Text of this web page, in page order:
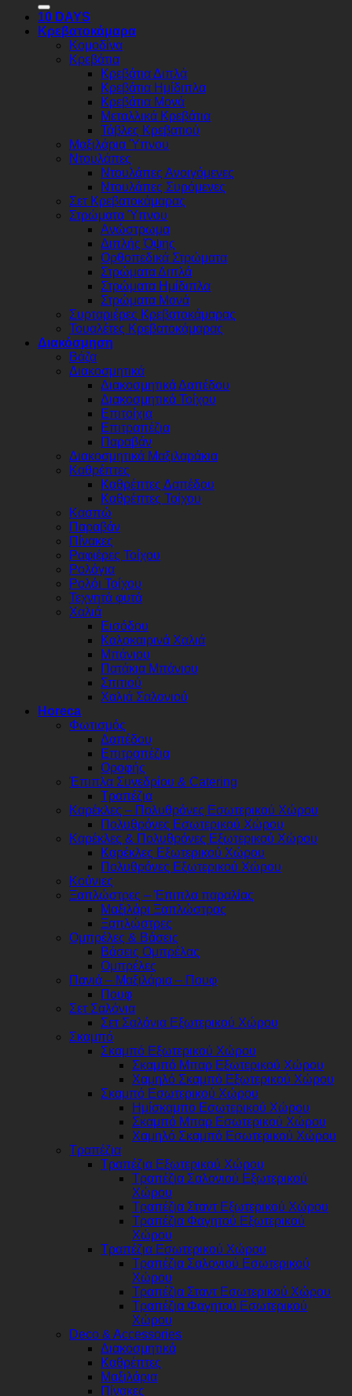
10 DAYS
Κρεβατοκάμαρα
Κομοδίνα
Κρεβάτια
Κρεβάτια Διπλά
Κρεβάτια Ημίδιπλα
Κρεβάτια Μονά
Μεταλλικά Κρεβάτια
Τάβλες Κρεβατιού
Μαξιλάρια Ύπνου
Ντουλάπες
Ντουλάπες Ανοιγόμενες
Ντουλάπες Συρόμενες
Σετ Κρεβατοκάμαρας
Στρώματα Ύπνου
Ανώστρωμα
Διπλής Όψης
Ορθοπεδικά Στρώματα
Στρώματα Διπλά
Στρώματα Ημίδιπλα
Στρώματα Μονά
Συρταριέρες Κρεβατοκάμαρας
Τουαλέτες Κρεβατοκάμαρας
Διακόσμηση
Βάζα
Διακοσμητικά
Διακοσμητικά Δαπέδου
Διακοσμητικά Τοίχου
Επιτοίχια
Επιτραπέζια
Παραβάν
Διακοσμητικά Μαξιλαράκια
Καθρέπτες
Καθρέπτες Δαπέδου
Καθρέπτες Τοίχου
Κασπώ
Παραβάν
Πίνακες
Ραφιέρες Τοίχου
Ρολόγια
Ρολόι Τοίχου
Τεχνητά φυτά
Χαλιά
Εισόδου
Καλοκαιρινά Χαλιά
Μπάνιου
Πατάκια Μπάνιου
Σπιτιού
Χαλιά Σαλονιού
Horeca
Φωτισμός
Δαπέδου
Επιτραπέζια
Οροφής
Έπιπλα Συνεδρίου & Catering
Τραπέζια
Καρέκλες – Πολυθρόνες Εσωτερικού Χώρου
Πολυθρόνες Εσωτερικού Χώρου
Καρέκλες & Πολυθρόνες Εξωτερικού Χώρου
Καρέκλες Εξωτερικού Χώρου
Πολυθρόνες Εξωτερικού Χώρου
Κούνιες
Ξαπλώστρες – Έπιπλα παραλίας
Μαξιλάρι Ξαπλώστρας
Ξαπλώστρες
Ομπρέλες & Βάσεις
Βάσεις Ομπρέλας
Ομπρέλες
Πανιά – Μαξιλάρια – Πουφ
Πουφ
Σετ Σαλόνια
Σετ Σαλόνια Εξωτερικού Χώρου
Σκαμπό
Σκαμπό Εξωτερικού Χώρου
Σκαμπό Μπαρ Εξωτερικού Χώρου
Χαμηλό Σκαμπό Εξωτερικού Χώρου
Σκαμπό Εσωτερικού Χώρου
Ημίσκαμπο Εσωτερικού Χώρου
Σκαμπό Μπαρ Εσωτερικού Χώρου
Χαμηλό Σκαμπό Εσωτερικού Χώρου
Τραπέζια
Τραπέζια Εξωτερικού Χώρου
Τραπέζια Σαλονιού Εξωτερικού
Χώρου
Τραπέζια Σταντ Εξωτερικού Χώρου
Τραπέζια Φαγητού Εξωτερικού
Χώρου
Τραπέζια Εσωτερικού Χώρου
Τραπέζια Σαλονιού Εσωτερικού
Χώρου
Τραπέζια Σταντ Εσωτερικού Χώρου
Τραπέζια Φαγητού Εσωτερικού
Χώρου
Deco & Accessories
Διακοσμητικά
Καθρέπτες
Μαξιλάρια
Πίνακες